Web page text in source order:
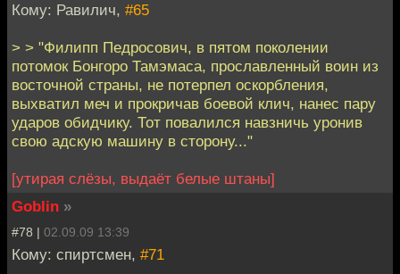
Кому: Равилич, #65
> > "Филипп Педросович, в пятом поколении
потомок Бонгоро Тамэмаса, прославленный воин из
восточной страны, не потерпел оскорбления,
выхватил меч и прокричав боевой клич, нанес пару
ударов обидчику. Тот повалился навзничь уронив
свою адскую машину в сторону..."
[утирая слёзы, выдаёт белые штаны]
Goblin »
#78 | 02.09.09 13:39
Кому: спиртсмен, #71